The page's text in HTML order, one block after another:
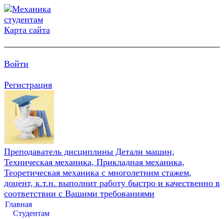
Карта сайта
Войти
Регистрация
Преподаватель дисциплины Детали машин,
Техническая механика, Прикладная механика,
Теоретическая механика с многолетним стажем,
доцент, к.т.н. выполнит работу быстро и качественно в
соответствии с Вашими требованиями
Главная
Студентам